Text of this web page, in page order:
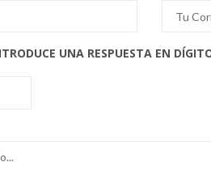
UNA RESPUESTA EN